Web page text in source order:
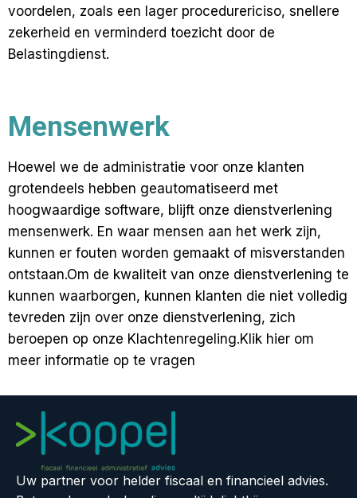
voordelen, zoals een lager procedurericiso, snellere
zekerheid en verminderd toezicht door de
Belastingdienst.
Mensenwerk
Hoewel we de administratie voor onze klanten
grotendeels hebben geautomatiseerd met
hoogwaardige software, blijft onze dienstverlening
mensenwerk. En waar mensen aan het werk zijn,
kunnen er fouten worden gemaakt of misverstanden
ontstaan.Om de kwaliteit van onze dienstverlening te
kunnen waarborgen, kunnen klanten die niet volledig
tevreden zijn over onze dienstverlening, zich
beroepen op onze Klachtenregeling.Klik hier om
meer informatie op te vragen
Uw partner voor helder fiscaal en financieel advies.